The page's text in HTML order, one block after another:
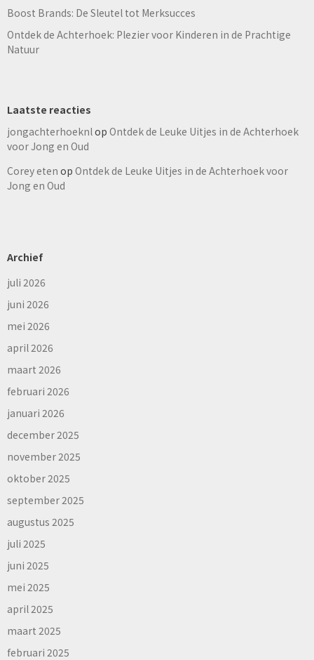
Boost Brands: De Sleutel tot Merksucces
Ontdek de Achterhoek: Plezier voor Kinderen in de Prachtige
Natuur
Laatste reacties
jongachterhoeknlop Ontdek de Leuke Uitjes in de Achterhoek
voor Jong en Oud
Corey eten op Ontdek de Leuke Uitjes in de Achterhoek voor
Jong en Oud
Archief
juli 2026
juni 2026
mei 2026
april 2026
maart 2026
februari 2026
januari 2026
december 2025
november 2025
oktober 2025
september 2025
augustus 2025
juli 2025
juni 2025
mei 2025
april 2025
maart 2025
februari 2025